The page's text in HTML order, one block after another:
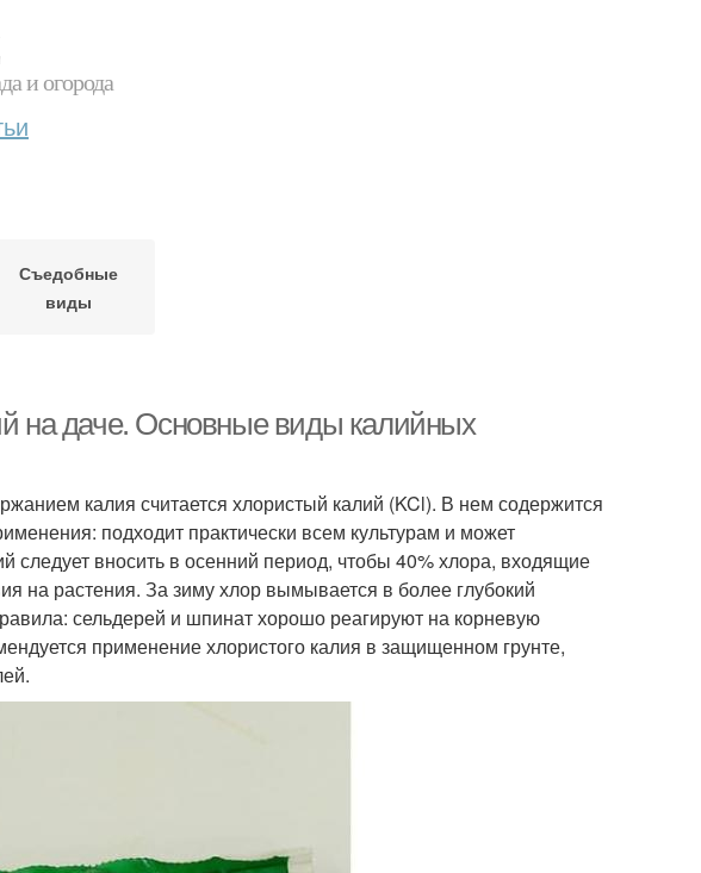
и огорода
Съедобные
виды
на даче. Основные виды калийных
калия считается хлористый калий (KCl). В нем содержится
подходит практически всем культурам и может
следует вносить в осенний период, чтобы 40% хлора, входящие
на растения. За зиму хлор вымывается в более глубокий
сельдерей и шпинат хорошо реагируют на корневую
применение хлористого калия в защищенном грунте,